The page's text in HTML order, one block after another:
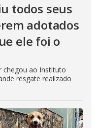
todos seus
adotados
ele foi o
chegou ao Instituto
resgate realizado